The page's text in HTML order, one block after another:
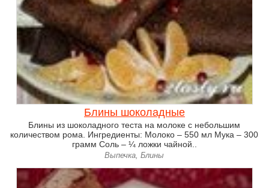
Блины шоколадные
Блины из шоколадного теста на молоке с небольшим
количеством рома. Ингредиенты: Молоко – 550 мл Мука – 300
грамм Соль – ¼ ложки чайной..
Выпечка, Блины